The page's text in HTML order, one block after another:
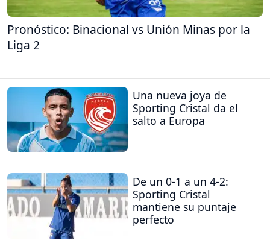
Pronóstico: Binacional vs Unión Minas por la
Liga 2
Una nueva joya de
Sporting Cristal da el
salto a Europa
De un 0-1 a un 4-2:
Sporting Cristal
mantiene su puntaje
perfecto